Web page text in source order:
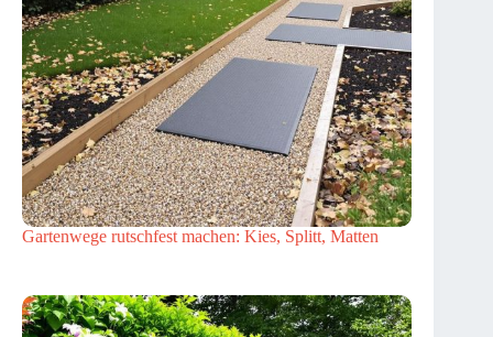
Gartenwege rutschfest machen: Kies, Splitt, Matten